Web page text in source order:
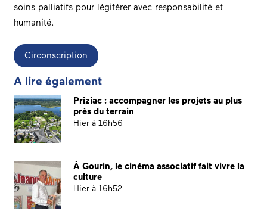
soins palliatifs pour légiférer avec responsabilité et
humanité.
Circonscription
A lire également
Priziac : accompagner les projets au plus
près du terrain
Hier à 16h56
À Gourin, le cinéma associatif fait vivre la
culture
Hier à 16h52